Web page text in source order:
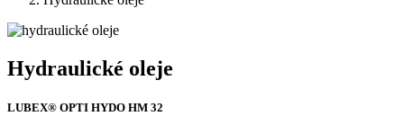
Hydraulické oleje
LUBEX® OPTI HYDO HM 32